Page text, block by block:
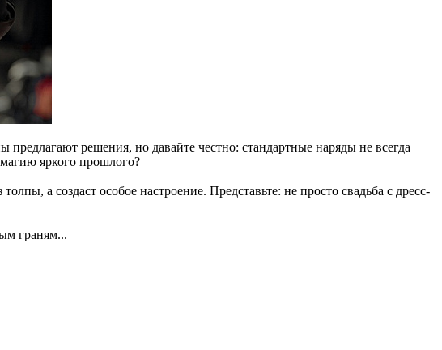
решения, но давайте честно: стандартные наряды не всегда
яркого прошлого?
а создаст особое настроение. Представьте: не просто свадьба с дресс-
граням...